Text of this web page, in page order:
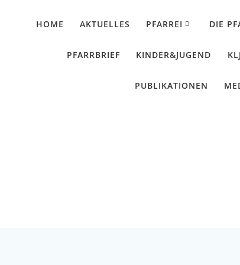
HOME AKTUELLES PFARREI DIE
PFARRBRIEF KINDER&JUGEND
PUBLIKATIONEN